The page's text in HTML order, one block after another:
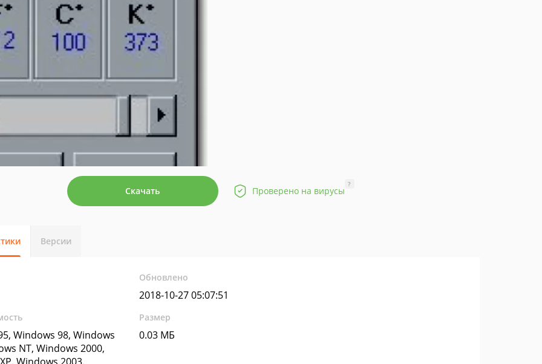
Скачать Проверено на вирусы
?
Версии
Обновлено
2018-10-27 05:07:51
Windows 98, Windows
NT, Windows 2000,
Размер
0.03 МБ